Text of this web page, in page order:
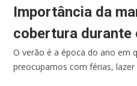
Importância da
cobertura durante
O verão é a época do ano em
preocupamos com férias,